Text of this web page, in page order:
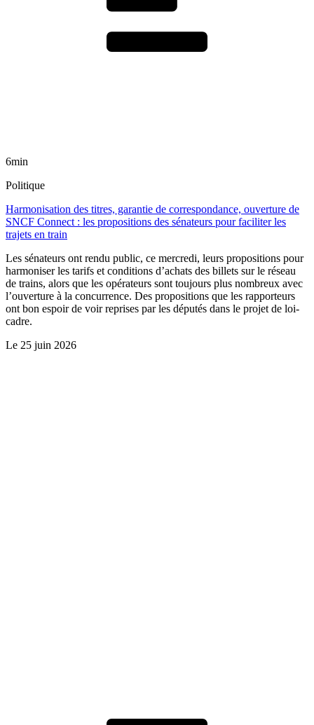
6min
Politique
Harmonisation des titres, garantie de correspondance, ouverture de
SNCF Connect : les propositions des sénateurs pour faciliter les
trajets en train
Les sénateurs ont rendu public, ce mercredi, leurs propositions pour
harmoniser les tarifs et conditions d’achats des billets sur le réseau
de trains, alors que les opérateurs sont toujours plus nombreux avec
l’ouverture à la concurrence. Des propositions que les rapporteurs
ont bon espoir de voir reprises par les députés dans le projet de loi-
cadre.
Le 25 juin 2026